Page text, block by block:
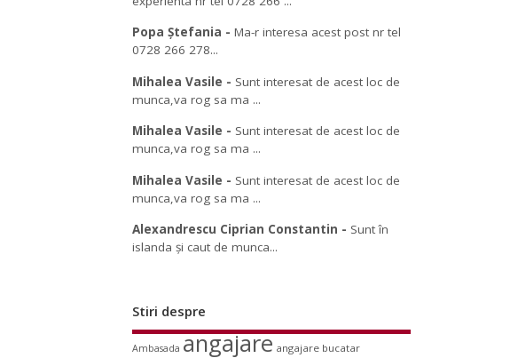
Popa Ștefania -Ma-r interesa acest post nr tel
0728 266 278...
Mihalea Vasile - Sunt interesat de acest loc de
munca,va rog sa ma ...
Mihalea Vasile - Sunt interesat de acest loc de
munca,va rog sa ma ...
Mihalea Vasile - Sunt interesat de acest loc de
munca,va rog sa ma ...
Alexandrescu Ciprian Constantin - Sunt în
islanda și caut de munca...
Stiri despre
Ambasada angajare angajare bucatar